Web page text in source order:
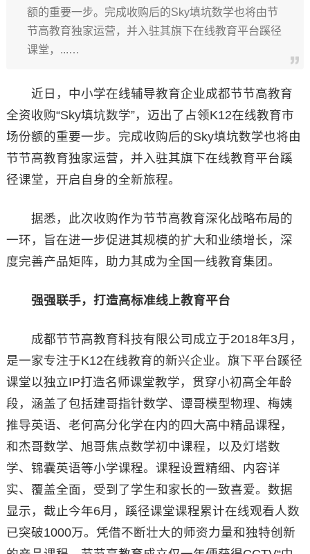
额的重要一步。完成收购后的Sky填坑数学也将由节
节高教育独家运营，并入驻其旗下在线教育平台蹊径
课堂，...…
近日，中小学在线辅导教育企业成都节节高教育
全资收购“Sky填坑数学”，迈出了占领K12在线教育市
场份额的重要一步。完成收购后的Sky填坑数学也将由
节节高教育独家运营，并入驻其旗下在线教育平台蹊
径课堂，开启自身的全新旅程。
据悉，此次收购作为节节高教育深化战略布局的
一环，旨在进一步促进其规模的扩大和业绩增长，深
度完善产品矩阵，助力其成为全国一线教育集团。
强强联手，打造高标准线上教育平台
成都节节高教育科技有限公司成立于2018年3月，
是一家专注于K12在线教育的新兴企业。旗下平台蹊径
课堂以独立IP打造名师课堂教学，贯穿小初高全年龄
段，涵盖了包括建哥指针数学、谭哥模型物理、梅姨
推导英语、老何高分化学在内的四大高中精品课程，
和杰哥数学、旭哥焦点数学初中课程，以及灯塔数
学、锦囊英语等小学课程。课程设置精细、内容详
实、覆盖全面，受到了学生和家长的一致喜爱。数据
显示，截止今年6月，蹊径课堂课程累计在线观看人数
已突破1000万。凭借不断壮大的师资力量和独特创新